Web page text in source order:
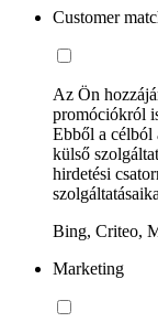
Customer
Az Ön
promóciókról
Ebből a célból
külső
hirdetési
Bing, Criteo,
Marketing